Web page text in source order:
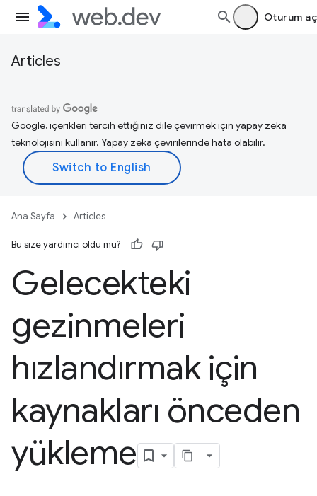
Oturum aç
Articles
Google, içerikleri tercih ettiğiniz dile çevirmek için yapay zeka
teknolojisini kullanır. Yapay zeka çevirilerinde hata olabilir.
Ana Sayfa Articles
Bu size yardımcı oldu mu?
Gelecekteki
gezinmeleri
hızlandırmak için
kaynakları önceden
yükleme